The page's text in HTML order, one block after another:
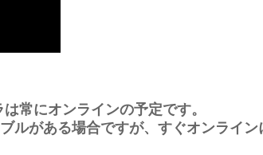
常にオンラインの予定です。
ルがある場合ですが、すぐオンライ